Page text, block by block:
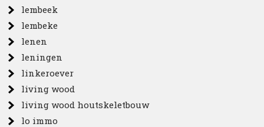
lembeek
lembeke
lenen
leningen
linkeroever
living wood
living wood houtskeletbouw
lo immo